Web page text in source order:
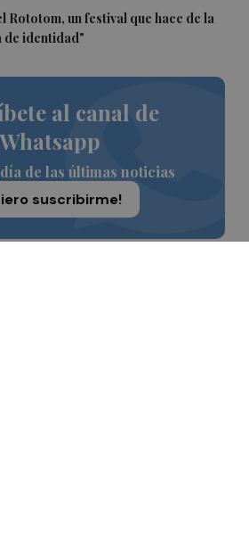
Rototom, un festival que hace de la
de identidad"
al canal de
Whatsapp
de las últimas noticias
suscribirme!